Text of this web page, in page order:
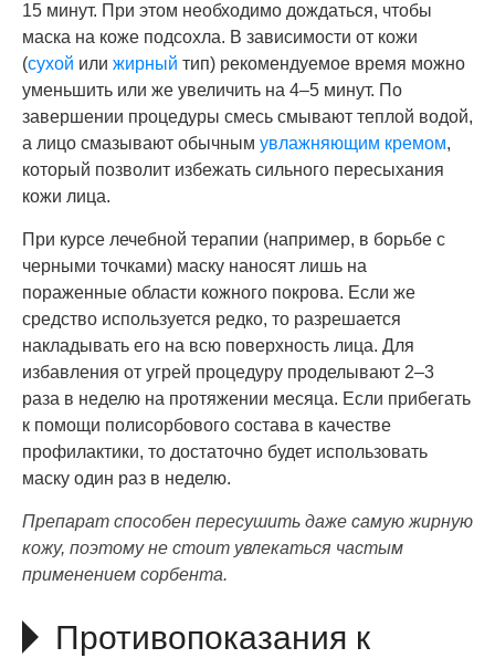
15 минут. При этом необходимо дождаться, чтобы
маска на коже подсохла. В зависимости от кожи
(сухой или жирный тип) рекомендуемое время можно
уменьшить или же увеличить на 4–5 минут. По
завершении процедуры смесь смывают теплой водой,
а лицо смазывают обычным увлажняющим кремом,
который позволит избежать сильного пересыхания
кожи лица.
При курсе лечебной терапии (например, в борьбе с
черными точками) маску наносят лишь на
пораженные области кожного покрова. Если же
средство используется редко, то разрешается
накладывать его на всю поверхность лица. Для
избавления от угрей процедуру проделывают 2–3
раза в неделю на протяжении месяца. Если прибегать
к помощи полисорбового состава в качестве
профилактики, то достаточно будет использовать
маску один раз в неделю.
Препарат способен пересушить даже самую жирную
кожу, поэтому не стоит увлекаться частым
применением сорбента.
Противопоказания к